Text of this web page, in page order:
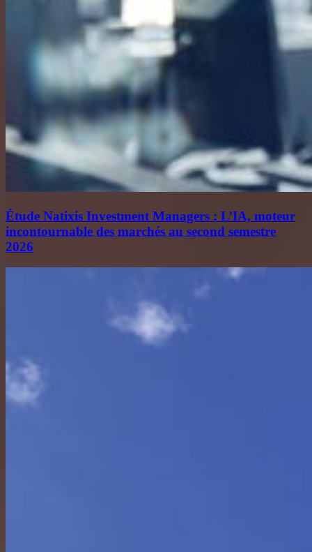
Étude Natixis Investment Managers : L’IA, moteur
incontournable des marchés au second semestre
2026